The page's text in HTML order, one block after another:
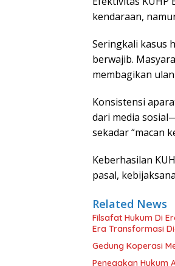
kendaraan,
Seringkali kasus
berwajib.
membagikan
Konsistensi
dari media
sekadar “macan
Keberhasilan
pasal,
Related News
Filsafat Hukum Di
Era Transformasi
Penegakan Hukum